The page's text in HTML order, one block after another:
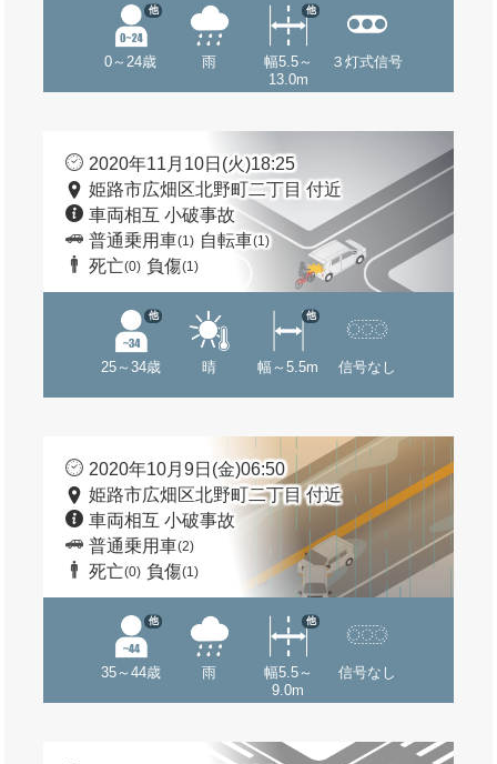
0～24歳
他
雨
幅5.5～
13.0m
他
３灯式信号
2020年11月10日(火)18:25
姫路市広畑区北野町二丁目 付近
車両相互 小破事故
普通乗用車(1) 自転車(1)
死亡(0) 負傷(1)
25～34歳
他
晴 幅～5.5m
他
信号なし
2020年10月9日(金)06:50
姫路市広畑区北野町二丁目 付近
車両相互 小破事故
普通乗用車(2)
死亡(0) 負傷(1)
35～44歳
他
雨
幅5.5～
9.0m
他
信号なし